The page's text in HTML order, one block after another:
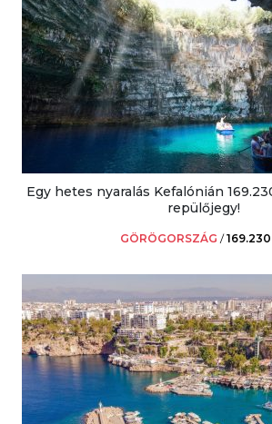
Egy hetes nyaralás Kefalónián
repülőjegy!
GÖRÖGORSZÁG /169.230